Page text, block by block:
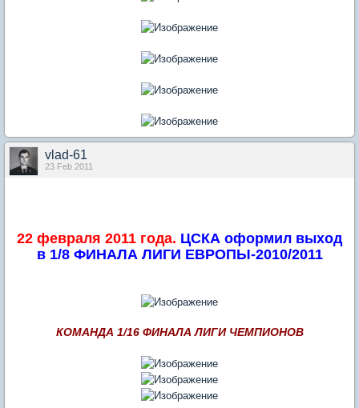
vlad-61
23 Feb 2011
22 февраля 2011 года. ЦСКА оформил выход
в 1/8 ФИНАЛА ЛИГИ ЕВРОПЫ-2010/2011
КОМАНДА 1/16 ФИНАЛА ЛИГИ ЧЕМПИОНОВ